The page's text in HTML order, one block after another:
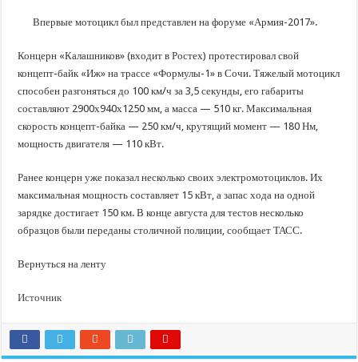
Важные правила обращения в вашу страховую компанию
В городах и районах Кубани отметили День России
Стартовал прием заявок на 20-й юбилейный молодежный форум «Регион 93»
Впервые мотоцикл был представлен на форуме «Армия-2017».
Концерн «Калашников» (входит в Ростех) протестировал свой
концепт-байк «Иж» на трассе «Формулы-1» в Сочи. Тяжелый мотоцикл
способен разгоняться до 100 км/ч за 3,5 секунды, его габариты
составляют 2900х940х1250 мм, а масса — 510 кг. Максимальная
скорость концепт-байка — 250 км/ч, крутящий момент — 180 Нм,
мощность двигателя — 110 кВт.
Ранее концерн уже показал несколько своих электромотоциклов. Их
максимальная мощность составляет 15 кВт, а запас хода на одной
зарядке достигает 150 км. В конце августа для тестов несколько
образцов были переданы столичной полиции, сообщает ТАСС.
Вернуться на ленту
Источник